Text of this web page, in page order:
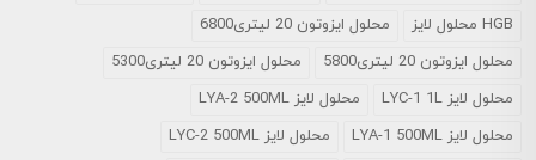
HGB محلول لایز
محلول ایزوتون 20 لیتری6800
محلول ایزوتون 20 لیتری5800
محلول ایزوتون 20 لیتری5300
محلول لایز LYC-1 1L
محلول لایز LYA-2 500ML
محلول لایز LYA-1 500ML
محلول لایز LYC-2 500ML